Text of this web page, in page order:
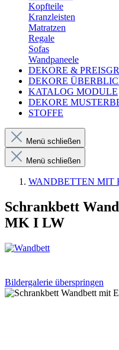
Kopfteile
Kranzleisten
Matratzen
Regale
Sofas
Wandpaneele
DEKORE &
DEKORE
KATALOG MODULE
DEKORE
STOFFE
Menü schließen
Menü schließen
WANDBETTEN MIT
Schrankbett
MK I LW
Bildergalerie überspringen